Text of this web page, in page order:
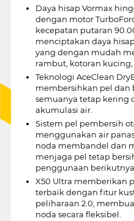
Daya hisap Vormax
dengan motor
kecepatan putaran
menciptakan daya
yang dengan mudah
rambut, kotoran kucing,
Teknologi AceClean
membersihkan pel dan
semuanya tetap kering
akumulasi air.
Sistem pel pembersih
menggunakan air
noda membandel dan
menjaga pel tetap
penggunaan berikutnya.
X50 Ultra memberikan
terbaik dengan fitur
peliharaan 2.0,
noda secara fleksibel.